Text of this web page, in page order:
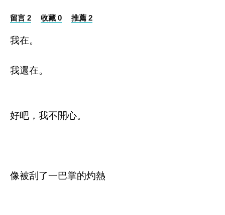
留言 2 收藏 0 推薦 2
我在。
我還在。
好吧，我不開心。
像被刮了一巴掌的灼熱